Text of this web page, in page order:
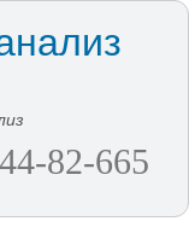
82-665